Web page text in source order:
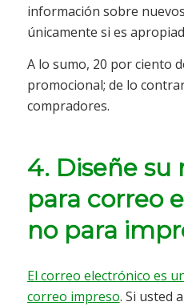
información sobre
únicamente si es
A lo sumo, 20 por ciento
promocional; de lo
compradores.
4. Diseñe su
para correo
no para
El correo electrónico es
correo impreso. Si usted